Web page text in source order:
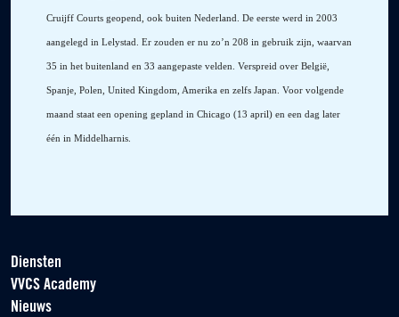
Cruijff Courts geopend, ook buiten Nederland. De eerste werd in 2003
aangelegd in Lelystad. Er zouden er nu zo’n 208 in gebruik zijn, waarvan
35 in het buitenland en 33 aangepaste velden. Verspreid over België,
Spanje, Polen, United Kingdom, Amerika en zelfs Japan. Voor volgende
maand staat een opening gepland in Chicago (13 april) en een dag later
één in Middelharnis.
Diensten
VVCS Academy
Nieuws